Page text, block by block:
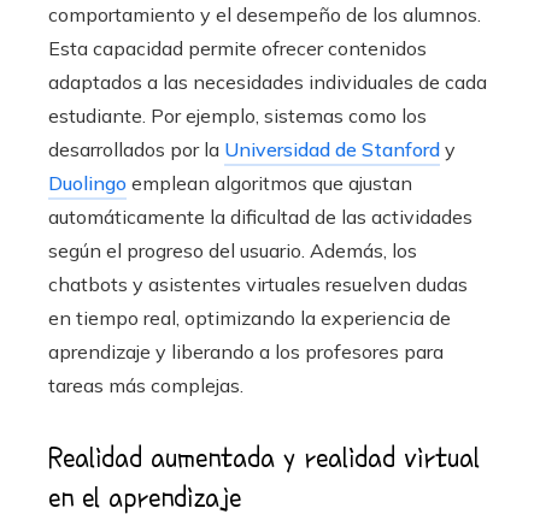
comportamiento y el desempeño de los alumnos.
Esta capacidad permite ofrecer contenidos
adaptados a las necesidades individuales de cada
estudiante. Por ejemplo, sistemas como los
desarrollados por la Universidad de Stanford y
Duolingo emplean algoritmos que ajustan
automáticamente la dificultad de las actividades
según el progreso del usuario. Además, los
chatbots y asistentes virtuales resuelven dudas
en tiempo real, optimizando la experiencia de
aprendizaje y liberando a los profesores para
tareas más complejas.
Realidad aumentada y realidad virtual
en el aprendizaje